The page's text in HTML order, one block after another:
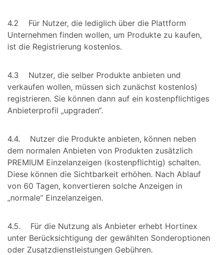
4.2 Für Nutzer, die lediglich über die Plattform
Unternehmen finden wollen, um Produkte zu kaufen,
ist die Registrierung kostenlos.
4.3 Nutzer, die selber Produkte anbieten und
verkaufen wollen, müssen sich zunächst kostenlos)
registrieren. Sie können dann auf ein kostenpflichtiges
Anbieterprofil „upgraden“.
4.4. Nutzer die Produkte anbieten, können neben
dem normalen Anbieten von Produkten zusätzlich
PREMIUM Einzelanzeigen (kostenpflichtig) schalten.
Diese können die Sichtbarkeit erhöhen. Nach Ablauf
von 60 Tagen, konvertieren solche Anzeigen in
„normale“ Einzelanzeigen.
4.5. Für die Nutzung als Anbieter erhebt Hortinex
unter Berücksichtigung der gewählten Sonderoptionen
oder Zusatzdienstleistungen Gebühren.